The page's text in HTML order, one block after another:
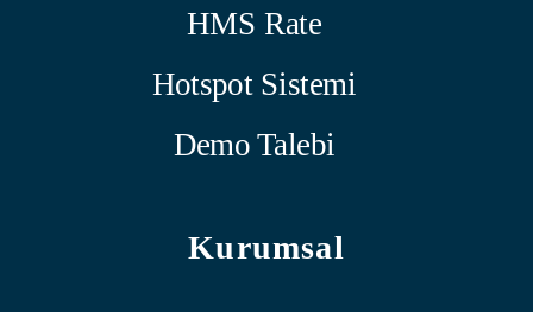
HMS Rate
Hotspot Sistemi
Demo Talebi
Kurumsal